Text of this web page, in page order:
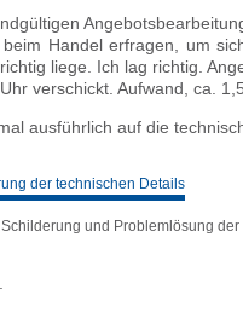
Handel erfragen, um
liege. Ich lag richtig.
verschickt. Aufwand, ca.
ausführlich auf die
und Problemlösung